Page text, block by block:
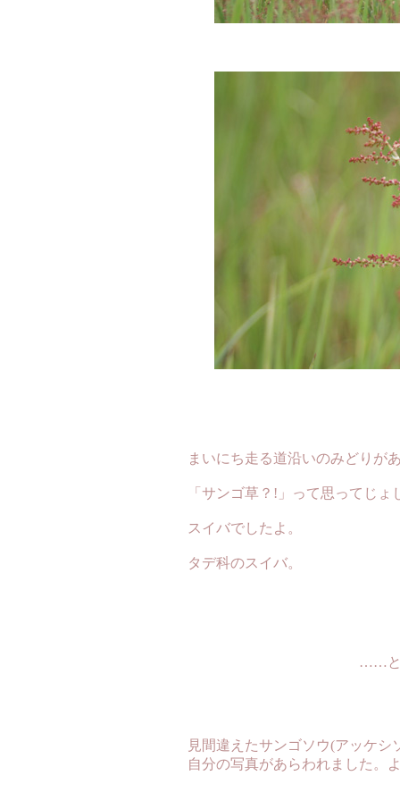
まいにち走る道沿いのみどりが
「サンゴ草？!」って思ってじょ
スイバでしたよ。
タデ科のスイバ。
……と、ただ
見間違えたサンゴソウ(アッケ
自分の写真があらわれました